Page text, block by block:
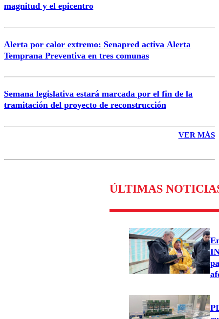
magnitud y el epicentro
Alerta por calor extremo: Senapred activa Alerta
Temprana Preventiva en tres comunas
Semana legislativa estará marcada por el fin de la
tramitación del proyecto de reconstrucción
VER MÁS
ÚLTIMAS